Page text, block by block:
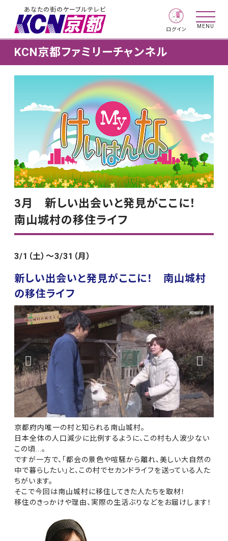
あなたの街のケーブルテレビ
ログイン
MENU
KCN京都ファミリーチャンネル
3月 新しい出会いと発見がここに！
南山城村の移住ライフ
3/1（土）～3/31（月）
新しい出会いと発見がここに！ 南山城村
の移住ライフ
京都府内唯一の村と知られる南山城村。
日本全体の人口減少に比例するように、この村も人波少ない
この頃...。
ですが一方で、「都会の景色や喧騒から離れ、美しい大自然の
中で暮らしたい」と、この村でセカンドライフを送っている人た
ちがいます。
そこで今回は南山城村に移住してきた人たちを取材！
移住のきっかけや理由、実際の生活ぶりなどをお届けします！